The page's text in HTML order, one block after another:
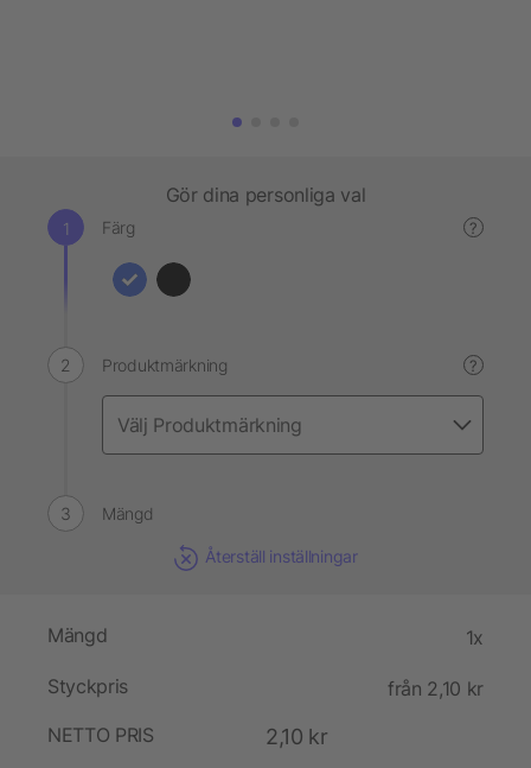
Gör dina personliga val
Färg ?
Produktmärkning ?
Mängd
Återställ inställningar
Mängd 1x
Styckpris
från 2,10 kr
NETTO PRIS
2,10 kr